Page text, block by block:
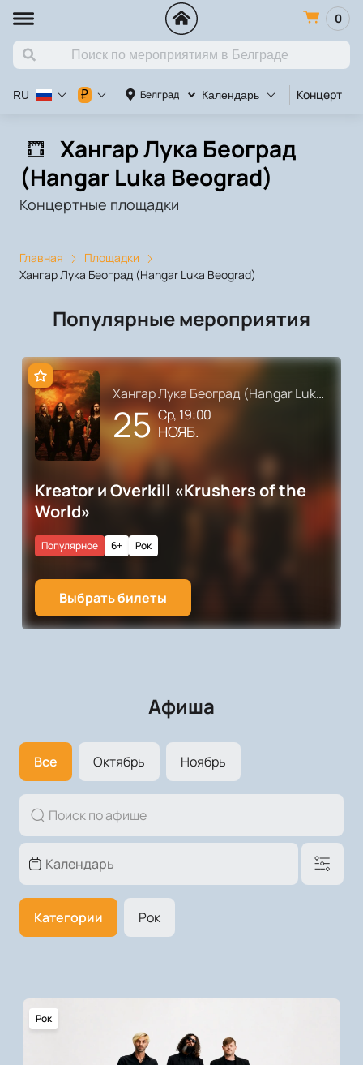
0
Белград Календарь Концерт
RU ₽
Хангар Лука Београд
(Hangar Luka Beograd)
Концертные площадки
Главная
Площадки
Хангар Лука Београд (Hangar Luka Beograd)
Популярные мероприятия
Хангар Лука Београд (Hangar Luka Beograd)
25 ср, 19:00
НОЯБ.
Kreator и Overkill «Krushers of the
World»
6+ Рок
Популярное
Выбрать билеты
Афиша
Все Октябрь Ноябрь
Категории Рок
Рок